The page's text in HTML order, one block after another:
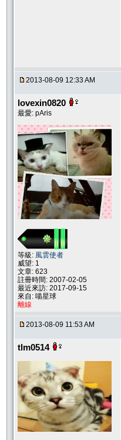
2013-08-09 12:33 AM
lovexin0820
最愛: pAris
等級: 風雲使者
威望: 1
文章: 623
註冊時間: 2007-02-05
最近來訪: 2017-09-15
來自: 喵星球
離線
2013-08-09 11:53 AM
tlm0514